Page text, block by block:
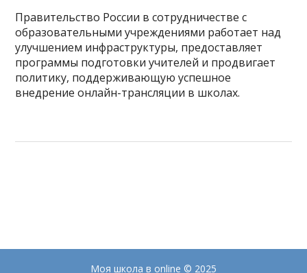
Правительство России в сотрудничестве с
образовательными учреждениями работает над
улучшением инфраструктуры, предоставляет
программы подготовки учителей и продвигает
политику, поддерживающую успешное
внедрение онлайн-трансляции в школах.
Моя школа в online © 2025